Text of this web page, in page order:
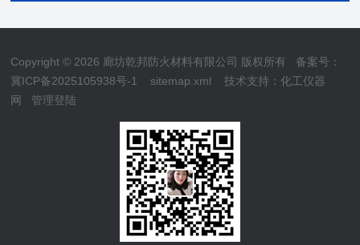
Copyright © 2026 廊坊乾邦防火材料有限公司 版权所有 备案号：
冀ICP备2025105938号-1
sitemap.xml 技术支持：化工仪器
网
管理登陆